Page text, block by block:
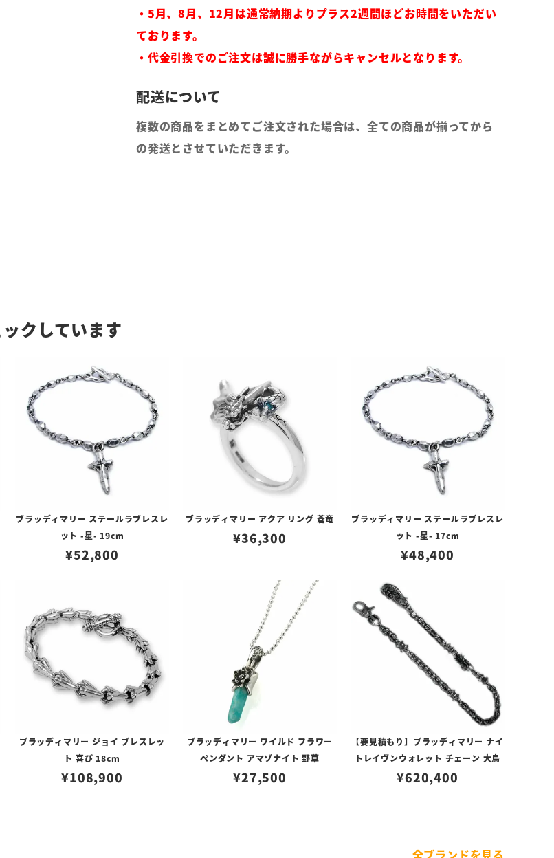
・5月、8月、12月は通常納期よりプラス2週間ほどお時間をいただい
ております。
・代金引換でのご注文は誠に勝手ながらキャンセルとなります。
複数の商品をまとめてご注文された場合は、全ての商品が揃ってから
の発送とさせていただきます。
クしています
ブラッディマリー ステールラブレスレ
ット -星- 19cm
¥52,800
ブラッディマリー アクア リング 蒼竜
¥36,300
ブラッディマリー ステールラブレスレ
ット -星- 17cm
¥48,400
ブラッディマリー ジョイ ブレスレッ
ト 喜び 18cm
¥108,900
ブラッディマリー ワイルド フラワー
ペンダント アマゾナイト 野草
¥27,500
【要見積もり】ブラッディマリー ナイ
トレイヴンウォレット チェーン 大烏
¥620,400
全ブランドを見る